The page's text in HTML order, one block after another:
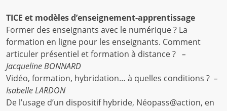
TICE et modèles d’enseignement-apprentissage
Former des enseignants avec le numérique ? La
formation en ligne pour les enseignants. Comment
articuler présentiel et formation à distance ? –
Jacqueline BONNARD
Vidéo, formation, hybridation… à quelles conditions ? –
Isabelle LARDON
De l’usage d’un dispositif hybride, Néopass@action, en